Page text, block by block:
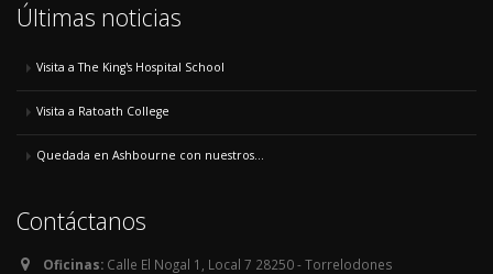
Últimas noticias
Visita a The King's Hospital School
Visita a Ratoath College
Quedada en Ashbourne con nuestros...
Contáctanos
Oficinas: Calle El Nogal 1, Local 7 28250 - Torrelodones